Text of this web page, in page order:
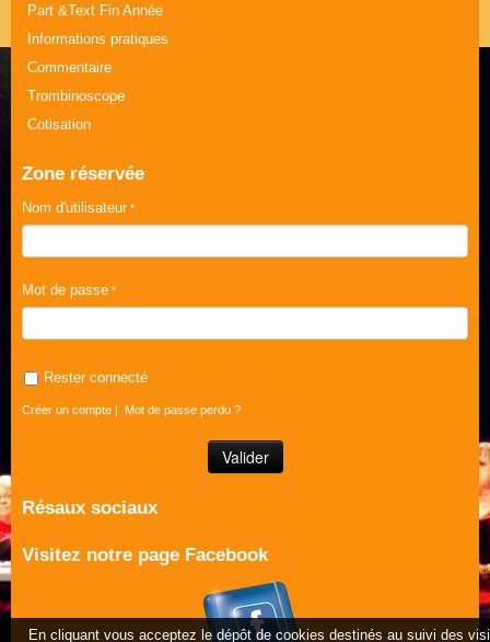
Part &Text Fin Année
Informations pratiques
Commentaire
Trombinoscope
Cotisation
Zone réservée
Nom d'utilisateur
Mot de passe
Rester connecté
Créer un compte | Mot de passe perdu ?
Résaux sociaux
Visitez notre page Facebook
En cliquant vous acceptez le dépôt de cookies destinés au suivi des